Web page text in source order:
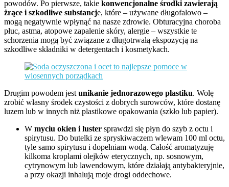
powodów. Po pierwsze, takie konwencjonalne środki zawierają
żrące i szkodliwe substancje, które – używane długofalowo –
mogą negatywnie wpłynąć na nasze zdrowie. Obturacyjna choroba
płuc, astma, atopowe zapalenie skóry, alergie – wszystkie te
schorzenia mogą być związane z długotrwałą ekspozycją na
szkodliwe składniki w detergentach i kosmetykach.
Drugim powodem jest unikanie jednorazowego plastiku. Wolę
zrobić własny środek czystości z dobrych surowców, które dostanę
luzem lub w innych niż plastikowe opakowania (szkło lub papier).
W myciu okien i luster sprawdzi się płyn do szyb z octu i
spirytusu. Do butelki ze spryskiwaczem wlewam 100 ml octu,
tyle samo spirytusu i dopełniam wodą. Całość aromatyzuję
kilkoma kroplami olejków eterycznych, np. sosnowym,
cytrynowym lub lawendowym, które działają antybakteryjnie,
a przy okazji inhalują moje drogi oddechowe.